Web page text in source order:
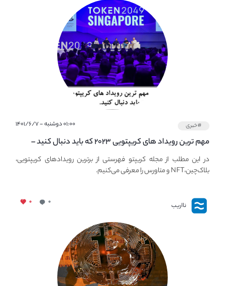
#خبری ۰۱:۰۰ دوشنبه - ۱۴۰۱/۶/۷
مهم ترین رویداد های کریپتویی ۲۰۲۳ که باید دنبال کنید –
معرفی بهترین رویداد های جهانی
در این مطلب از مجله کریپتو فهرستی از برترین رویدادهای کریپتویی،
بلاک‌چین،NFT و متاورس را معرفی می‌کنیم.
نااریب ۰ ۰